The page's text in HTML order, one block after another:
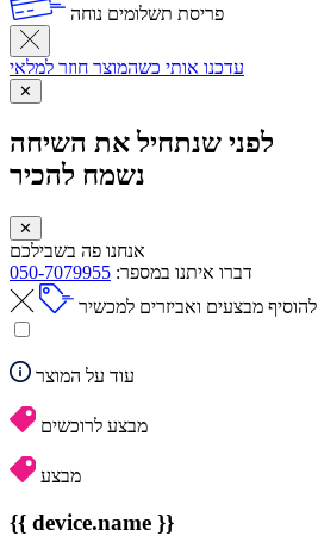
פריסת תשלומים נוחה
עדכנו אותי כשהמוצר חוזר למלאי
✕
לפני שנתחיל את השיחה
נשמח להכיר
✕
אנחנו פה בשבילכם
דברו איתנו במספר: 050-7079955
להוסיף מבצעים ואביזרים למכשיר
עוד על המוצר
מבצע לרוכשים
מבצע
{{ device.name }}